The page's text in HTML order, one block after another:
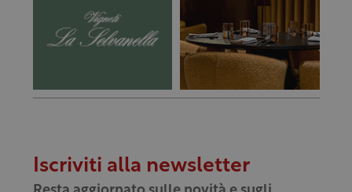
Iscriviti alla newsletter